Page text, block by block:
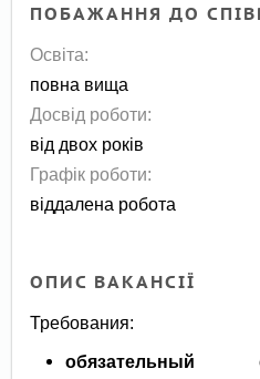
ПОБАЖАННЯ ДО
Освіта:
повна вища
Досвід роботи:
від двох років
Графік роботи:
віддалена робота
ОПИС ВАКАНСІЇ
Требования:
обязательный